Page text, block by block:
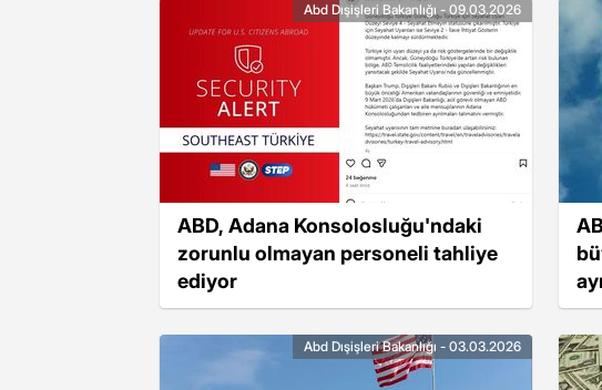
ABD, Adana Konsolosluğu'ndaki
zorunlu olmayan personeli tahliye
ediyor
Abd Dışişleri Bakanlığı - 09.03.2026
Abd Dışişleri Bakanlığı - 03.03.2026